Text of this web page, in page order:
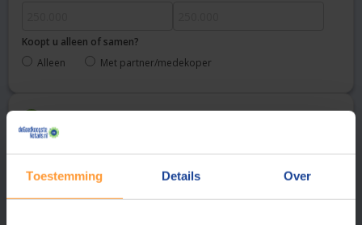
Toestemming Details Over
Koopt u alleen of samen?
Alleen
Met partner/medekoper